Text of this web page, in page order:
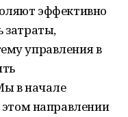
эффективно
затраты,
управления в
в начале
этом направлении